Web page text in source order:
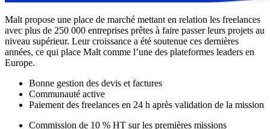
Malt propose une place de marché mettant en relation les freelances
avec plus de 250 000 entreprises prêtes à faire passer leurs projets au
niveau supérieur. Leur croissance a été soutenue ces dernières
années, ce qui place Malt comme l’une des plateformes leaders en
Europe.
Bonne gestion des devis et factures
Communauté active
Paiement des freelances en 24 h après validation de la mission
Commission de 10 % HT sur les premières missions